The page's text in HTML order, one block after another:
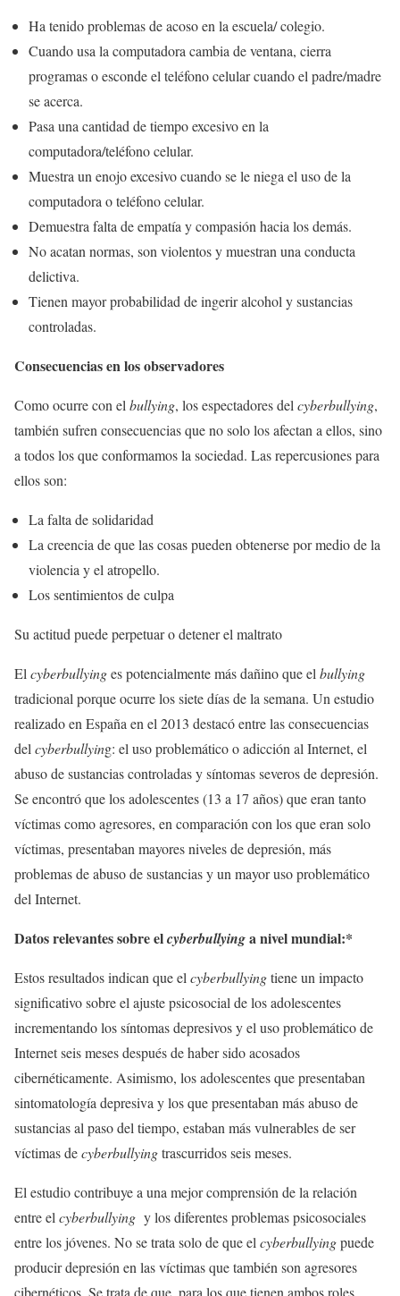
Ha tenido problemas de acoso en la escuela/ colegio.
Cuando usa la computadora cambia de ventana, cierra
programas o esconde el teléfono celular cuando el padre/madre
se acerca.
Pasa una cantidad de tiempo excesivo en la
computadora/teléfono celular.
Muestra un enojo excesivo cuando se le niega el uso de la
computadora o teléfono celular.
Demuestra falta de empatía y compasión hacia los demás.
No acatan normas, son violentos y muestran una conducta
delictiva.
Tienen mayor probabilidad de ingerir alcohol y sustancias
controladas.
Consecuencias en los observadores
Como ocurre con elbullying, los espectadores delcyberbullying,
también sufren consecuencias que no solo los afectan a ellos, sino
a todos los que conformamos la sociedad. Las repercusiones para
ellos son:
La falta de solidaridad
La creencia de que las cosas pueden obtenerse por medio de la
violencia y el atropello.
Los sentimientos de culpa
Su actitud puede perpetuar o detener el maltrato
Elcyberbullyinges potencialmente más dañino que elbullying
tradicional porque ocurre los siete días de la semana. Un estudio
realizado en España en el 2013 destacó entre las consecuencias
delcyberbullying: el uso problemático o adicción al Internet, el
abuso de sustancias controladas y síntomas severos de depresión.
Se encontró que los adolescentes (13 a 17 años) que eran tanto
víctimas como agresores, en comparación con los que eran solo
víctimas, presentaban mayores niveles de depresión, más
problemas de abuso de sustancias y un mayor uso problemático
del Internet.
Datos relevantes sobre elcyberbullyinga nivel mundial:*
Estos resultados indican que elcyberbullyingtiene un impacto
significativo sobre el ajuste psicosocial de los adolescentes
incrementando los síntomas depresivos y el uso problemático de
Internet seis meses después de haber sido acosados
cibernéticamente. Asimismo, los adolescentes que presentaban
sintomatología depresiva y los que presentaban más abuso de
sustancias al paso del tiempo, estaban más vulnerables de ser
víctimas decyberbullyingtrascurridos seis meses.
El estudio contribuye a una mejor comprensión de la relación
entre elcyberbullying y los diferentes problemas psicosociales
entre los jóvenes. No se trata solo de que elcyberbullyingpuede
producir depresión en las víctimas que también son agresores
cibernéticos. Se trata de que, para los que tienen ambos roles